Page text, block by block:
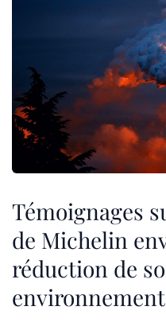
Témoignages
de Michelin
réduction de